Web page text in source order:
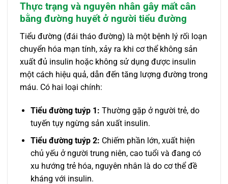
Thực trạng và nguyên nhân gây mất cân
bằng đường huyết ở người tiểu đường
Tiểu đường (đái tháo đường) là một bệnh lý rối loạn
chuyển hóa mạn tính, xảy ra khi cơ thể không sản
xuất đủ insulin hoặc không sử dụng được insulin
một cách hiệu quả, dẫn đến tăng lượng đường trong
máu. Có hai loại chính:
Tiểu đường tuýp 1: Thường gặp ở người trẻ, do
tuyến tụy ngừng sản xuất insulin.
Tiểu đường tuýp 2: Chiếm phần lớn, xuất hiện
chủ yếu ở người trung niên, cao tuổi và đang có
xu hướng trẻ hóa, nguyên nhân là do cơ thể đề
kháng với insulin.